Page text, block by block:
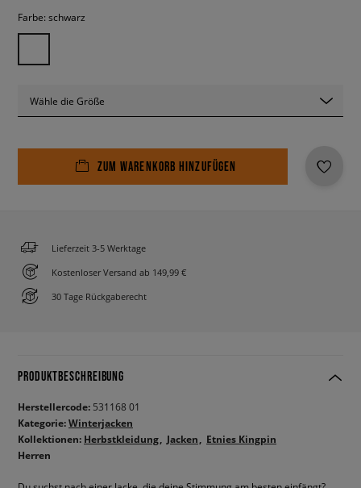
Farbe: schwarz
Wähle die Größe
ZUM WARENKORB HINZUFÜGEN
Lieferzeit 3-5 Werktage
Kostenloser Versand ab 149,99 €
30 Tage Rückgaberecht
PRODUKTBESCHREIBUNG
Herstellercode: 531168 01
Kategorie:Winterjacken
Kollektionen: Herbstkleidung Jacken
Etnies Kingpin
Herren